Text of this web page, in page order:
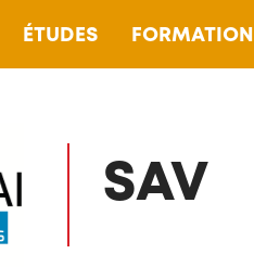
ÉTUDES FORMATION
SAV